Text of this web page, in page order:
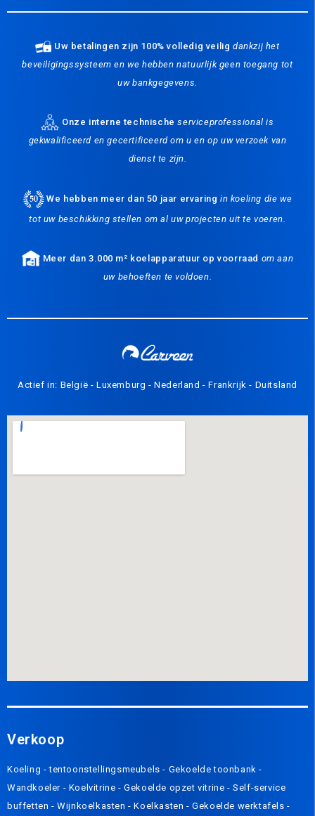
Uw betalingen zijn 100% volledig veilig dankzij het
beveiligingssysteem en we hebben natuurlijk geen toegang tot
uw bankgegevens.
Onze interne technischeserviceprofessional is
gekwalificeerd en gecertificeerd om u en op uw verzoek van
dienst te zijn.
We hebben meer dan 50 jaar ervaring in koeling die we
tot uw beschikking stellen om al uw projecten uit te voeren.
Meer dan 3.000 m² koelapparatuur op voorraad om aan
uw behoeften te voldoen.
Actief in: België - Luxemburg - Nederland - Frankrijk - Duitsland
Verkoop
Koeling -tentoonstellingsmeubels- Gekoelde toonbank-
Wandkoeler - Koelvitrine-Gekoelde opzet vitrine-Self-service
buffetten -Wijnkoelkasten-Koelkasten-Gekoelde werktafels-